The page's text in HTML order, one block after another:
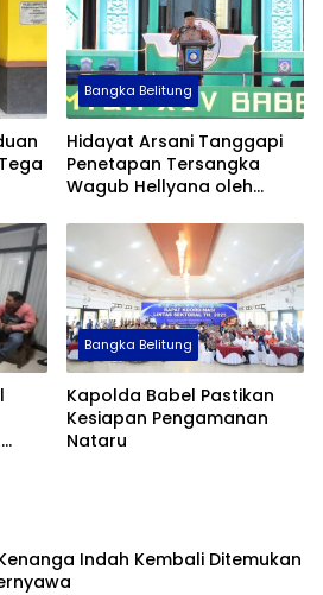
Bangka Belitung
Hidayat Arsani Tanggapi
Penetapan Tersangka
Wagub Hellyana oleh
Bangka Belitung
Kapolda Babel Pastikan
Kesiapan Pengamanan
Nataru
Kenanga Indah Kembali Ditemukan